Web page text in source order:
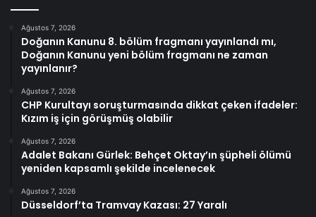
Ağustos 7, 2026
Doğanın Kanunu 8. bölüm fragmanı yayınlandı mı,
Doğanın Kanunu yeni bölüm fragmanı ne zaman
yayınlanır?
Ağustos 7, 2026
CHP Kurultayı soruşturmasında dikkat çeken ifadeler:
Kızım iş için görüşmüş olabilir
Ağustos 7, 2026
Adalet Bakanı Gürlek: Behçet Oktay’ın şüpheli ölümü
yeniden kapsamlı şekilde incelenecek
Ağustos 7, 2026
Düsseldorf’ta Tramvay Kazası: 27 Yaralı